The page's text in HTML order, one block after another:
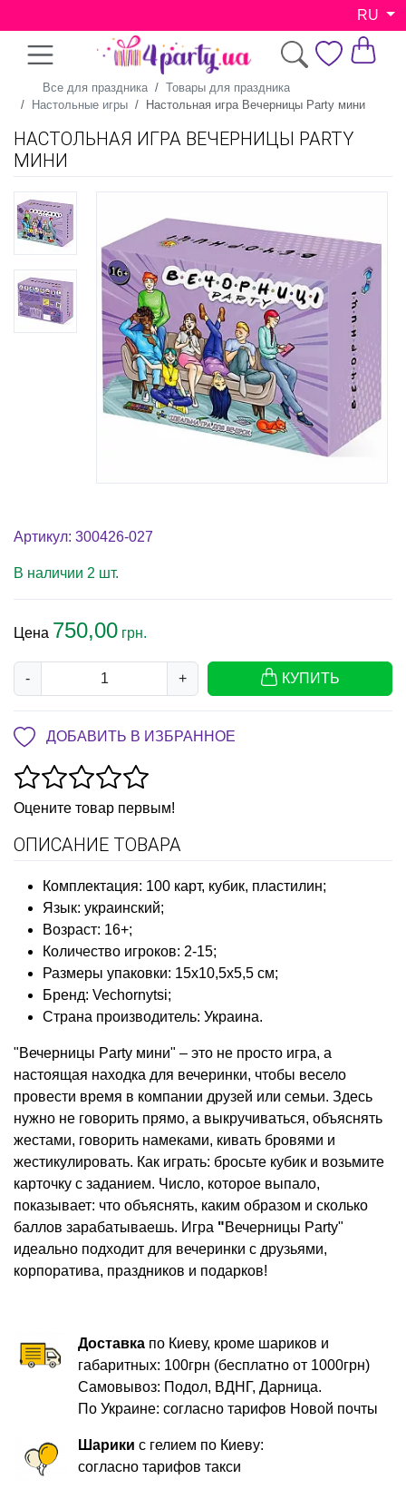
RU
Все для праздника
Товары для праздника
Настольные игры
Настольная игра Вечерницы Party мини
НАСТОЛЬНАЯ ИГРА ВЕЧЕРНИЦЫ PARTY
МИНИ
Артикул: 300426-027
В наличии 2 шт.
Цена 750,00 грн.
- + КУПИТЬ
ДОБАВИТЬ В ИЗБРАННОЕ
Оцените товар первым!
ОПИСАНИЕ ТОВАРА
Комплектация: 100 карт, кубик, пластилин;
Язык: украинский;
Возраст: 16+;
Количество игроков: 2-15;
Размеры упаковки: 15х10,5х5,5 см;
Бренд: Vechornytsi;
Cтрана производитель: Украина.
"Вечерницы Party мини" – это не просто игра, а
настоящая находка для вечеринки, чтобы весело
провести время в компании друзей или семьи. Здесь
нужно не говорить прямо, а выкручиваться, объяснять
жестами, говорить намеками, кивать бровями и
жестикулировать. Как играть: бросьте кубик и возьмите
карточку с заданием. Число, которое выпало,
показывает: что объяснять, каким образом и сколько
баллов зарабатываешь. Игра "Вечерницы Party"
идеально подходит для вечеринки с друзьями,
корпоратива, праздников и подарков!
Доставка по Киеву, кроме шариков и
габаритных: 100грн (бесплатно от 1000грн)
Самовывоз: Подол, ВДНГ, Дарница.
По Украине: согласно тарифов Новой почты
Шарики с гелием по Киеву:
согласно тарифов такси